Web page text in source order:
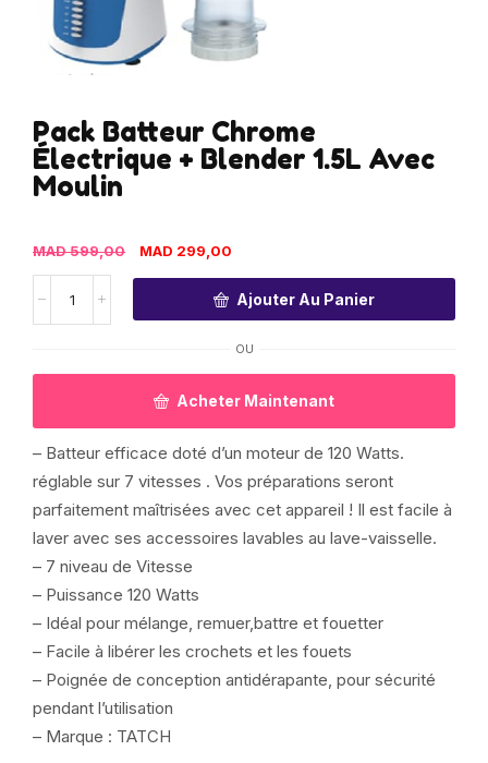
Pack Batteur Chrome
Électrique + Blender 1.5L Avec
Moulin
MAD599,00 MAD 299,00
Ajouter Au Panier
OU
Acheter Maintenant
– Batteur efficace doté d’un moteur de 120 Watts.
réglable sur 7 vitesses . Vos préparations seront
parfaitement maîtrisées avec cet appareil ! Il est facile à
laver avec ses accessoires lavables au lave-vaisselle.
– 7 niveau de Vitesse
– Puissance 120 Watts
– Idéal pour mélange,‎ remuer,‎battre et fouetter
– Facile à libérer les crochets et les fouets
– Poignée de conception antidérapante,‎ pour sécurité
pendant l’utilisation
– Marque : TATCH